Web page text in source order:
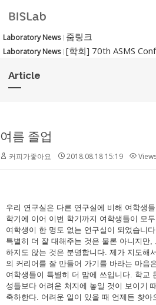
Laboratory News 줌링크
Laboratory News [학회] 70th ASMS
Article
여름 졸업
커피가좋아요 2018.08.18 15:19
우리 연구실은 다른 연구실에 비해 여학생
학기에 이어 이번 학기까지 여학생들이 모
여학생이 한 명도 없는 연구실이 되었습니
특별히 더 잘 대해주는 것은 물론 아니지만,
하지도 않는 것은 분명합니다. 제가 지도해
의 커리어를 잘 만들어 가기를 바라는 마음
여학생들이 특별히 더 맘에 쓰입니다. 학교
성들보다 어려운 처지에 놓일 것이 보이기
축하한다. 어려운 일이 있을 때 언제든 찾